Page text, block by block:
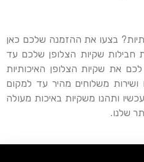
בצעו את ההזמנה שלכם כאן
חבילות שקיות הצלופן שלכם עד
את שקיות הצלופן האיכותיות
משלוחים מהיר עד למקום
ותהנו משקיות באיכות מעולה
שלנו.